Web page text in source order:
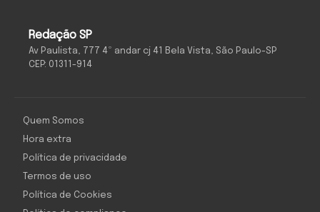
Redação SP
Av Paulista, 777 4º andar cj 41 Bela Vista, São Paulo-SP
CEP: 01311-914
Quem Somos
Hora extra
Política de privacidade
Termos de uso
Política de Cookies